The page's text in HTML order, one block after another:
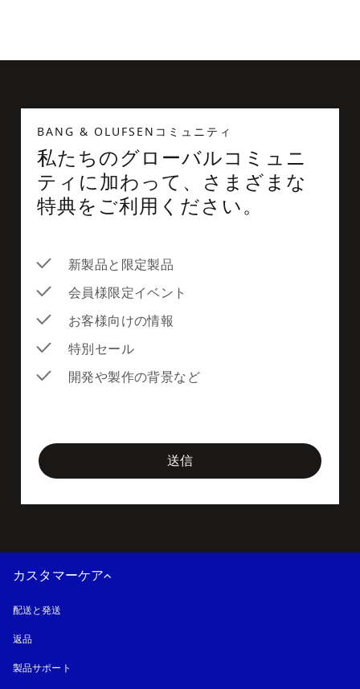
BANG & OLUFSENコミュニティ
私たちのグローバルコミュニ
ティに加わって、さまざまな
特典をご利用ください。
新製品と限定製品
会員様限定イベント
お客様向けの情報
特別セール
開発や製作の背景など
送信
カスタマーケア
配送と発送
返品
製品サポート